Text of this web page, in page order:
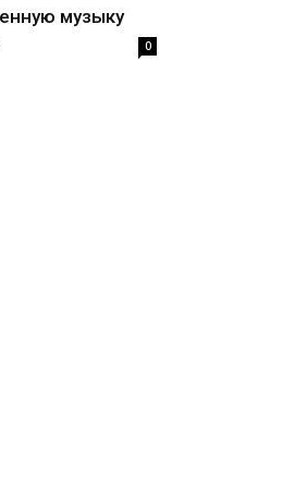
музыку
0